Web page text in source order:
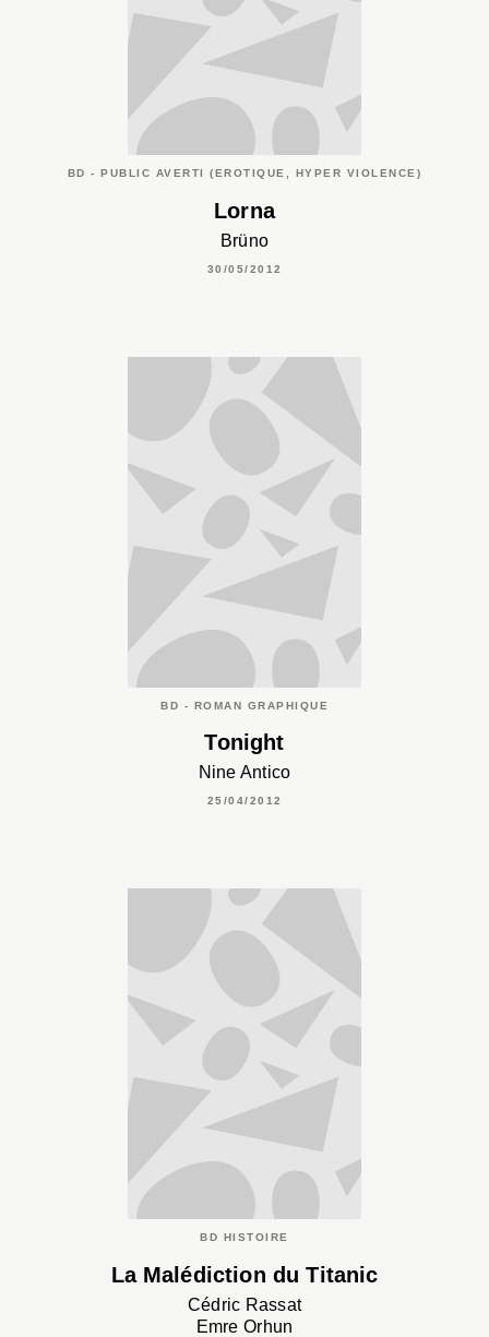
BD - PUBLIC AVERTI (EROTIQUE, HYPER VIOLENCE)
Lorna
Brüno
30/05/2012
BD - ROMAN GRAPHIQUE
Tonight
Nine Antico
25/04/2012
BD HISTOIRE
La Malédiction du Titanic
Cédric Rassat
Emre Orhun